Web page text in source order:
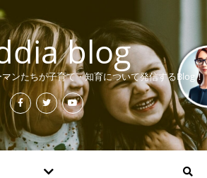
blog
ンたちが子育て・知育について発信するBlog！